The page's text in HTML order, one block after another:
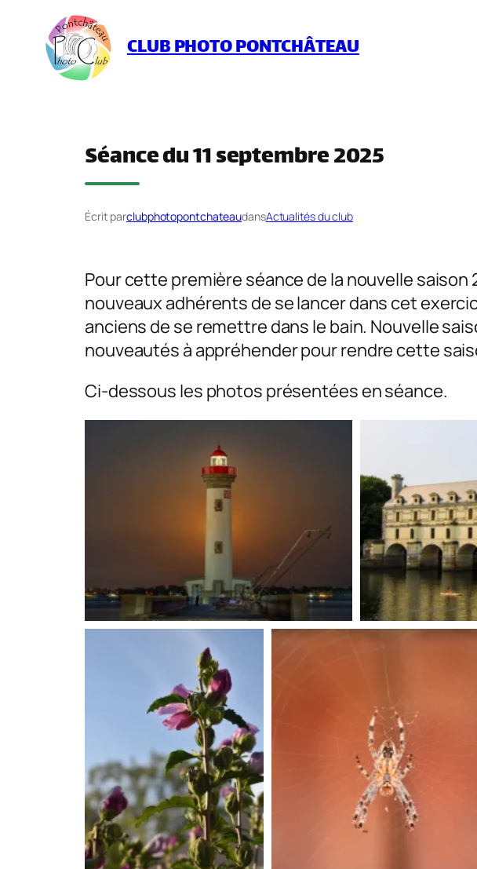
contenu
CLUB PHOTO PONTCHÂTEAU
Séance du 11 septembre 2025
Écrit parclubphotopontchateaudansActualités du club
Pour cette première séance de la nouvelle
nouveaux adhérents de se lancer dans cet
anciens de se remettre dans le bain. Nouvelle
nouveautés à appréhender pour rendre cette
Ci-dessous les photos présentées en séance.